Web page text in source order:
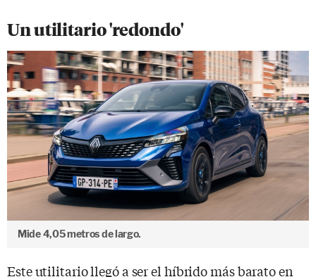
Un utilitario 'redondo'
Mide 4,05 metros de largo.
Este utilitario llegó a ser el híbrido más barato en